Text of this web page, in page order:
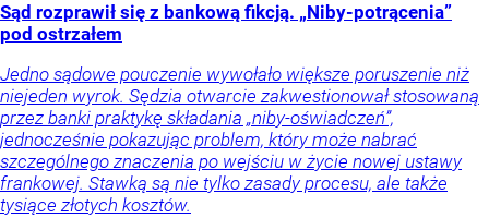
Sąd rozprawił się z bankową fikcją. „Niby-potrącenia”
pod ostrzałem
Jedno sądowe pouczenie wywołało większe poruszenie niż
niejeden wyrok. Sędzia otwarcie zakwestionował stosowaną
przez banki praktykę składania „niby-oświadczeń”,
jednocześnie pokazując problem, który może nabrać
szczególnego znaczenia po wejściu w życie nowej ustawy
frankowej. Stawką są nie tylko zasady procesu, ale także
tysiące złotych kosztów.